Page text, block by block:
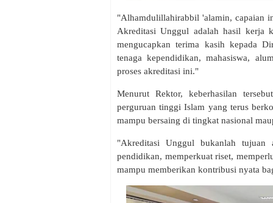
"Alhamdulillahirabbil 'alamin, capaian
Akreditasi Unggul adalah hasil kerja
mengucapkan terima kasih kepada
tenaga kependidikan, mahasiswa,
proses akreditasi ini."
Menurut Rektor, keberhasilan
perguruan tinggi Islam yang terus
mampu bersaing di tingkat nasional
"Akreditasi Unggul bukanlah
pendidikan, memperkuat riset,
mampu memberikan kontribusi nyata